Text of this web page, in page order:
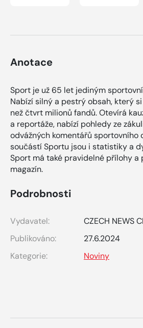
Anotace
Sport je už 65 let jediným
Nabízí silný a pestrý obsah, který
než čtvrt milionů fandů. Otevírá
a reportáže, nabízí pohledy ze
odvážných komentářů sportovního
součástí Sportu jsou i statistiky a
Sport má také pravidelné přílohy a
magazín.
Podrobnosti
Vydavatel:
CZECH NEWS
Publikováno:
27.6.2024
Kategorie:
Noviny